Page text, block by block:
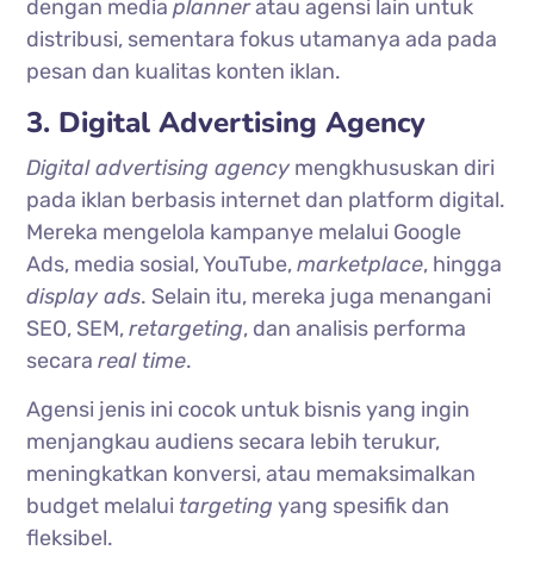
dengan mediaplanneratau agensi lain untuk
distribusi, sementara fokus utamanya ada pada
pesan dan kualitas konten iklan.
3. Digital Advertising Agency
Digital advertising agency mengkhususkan diri
pada iklan berbasis internet dan platform digital.
Mereka mengelola kampanye melalui Google
Ads, media sosial, YouTube,marketplace, hingga
display ads. Selain itu, mereka juga menangani
SEO, SEM,retargeting, dan analisis performa
secarareal time.
Agensi jenis ini cocok untuk bisnis yang ingin
menjangkau audiens secara lebih terukur,
meningkatkan konversi, atau memaksimalkan
budget melalui targeting yang spesifik dan
fleksibel.